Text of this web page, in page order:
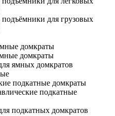
для грузовых
домкраты
домкраты
ямных домкратов
подкатные домкраты
подкатные
подкатных домкратов